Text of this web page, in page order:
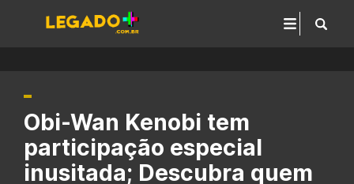
Obi-Wan Kenobi tem
participação especial
inusitada; Descubra quem